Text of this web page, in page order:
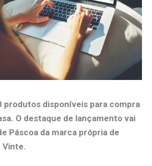
produtos disponíveis para compra
O destaque de lançamento vai
Páscoa da marca própria de